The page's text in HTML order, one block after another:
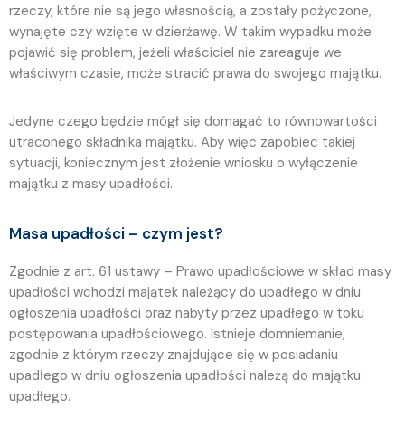
rzeczy, które nie są jego własnością, a zostały pożyczone,
wynajęte czy wzięte w dzierżawę. W takim wypadku może
pojawić się problem, jeżeli właściciel nie zareaguje we
właściwym czasie, może stracić prawa do swojego majątku.
Jedyne czego będzie mógł się domagać to równowartości
utraconego składnika majątku. Aby więc zapobiec takiej
sytuacji, koniecznym jest złożenie wniosku o wyłączenie
majątku z masy upadłości.
Masa upadłości – czym jest?
Zgodnie z art. 61 ustawy – Prawo upadłościowe w skład masy
upadłości wchodzi majątek należący do upadłego w dniu
ogłoszenia upadłości oraz nabyty przez upadłego w toku
postępowania upadłościowego. Istnieje domniemanie,
zgodnie z którym rzeczy znajdujące się w posiadaniu
upadłego w dniu ogłoszenia upadłości należą do majątku
upadłego.